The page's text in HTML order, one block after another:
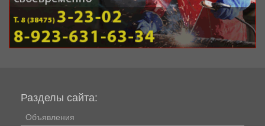
Разделы сайта:
Объявления